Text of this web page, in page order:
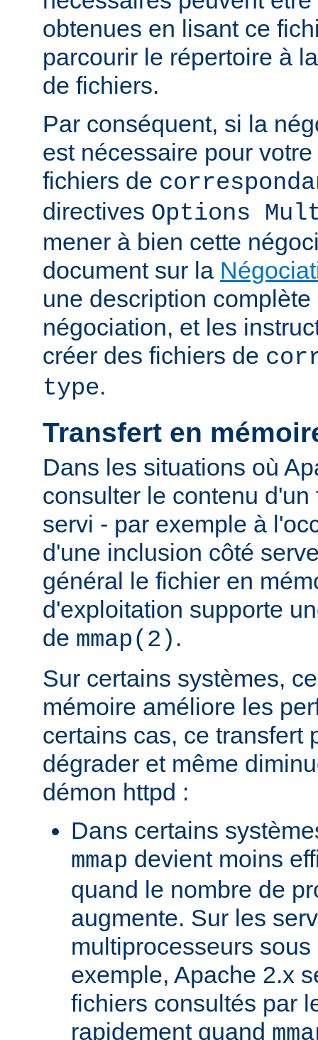
obtenues en lisant ce
parcourir le répertoire à
de fichiers.
Par conséquent, si la
est nécessaire pour
fichiers de
directives Options
mener à bien cette
document sur la
une description
négociation, et les
créer des fichiers de
type.
Transfert en
Dans les situations où
consulter le contenu
servi - par exemple à
d'une inclusion côté
général le fichier en
d'exploitation supporte
de mmap(2) .
Sur certains systèmes,
mémoire améliore les
certains cas, ce transfert
dégrader et même
démon httpd :
Dans certains
mmap devient moins
quand le nombre de
augmente. Sur les
multiprocesseurs
exemple, Apache 2.x
fichiers consultés par
rapidement quand